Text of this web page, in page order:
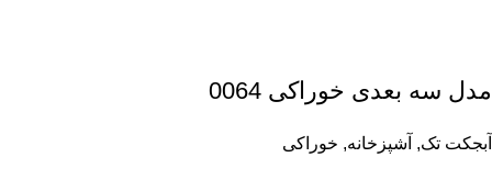
مدل سه بعدی خوراکی 0064
آبجکت تک, آشپزخانه, خوراکی